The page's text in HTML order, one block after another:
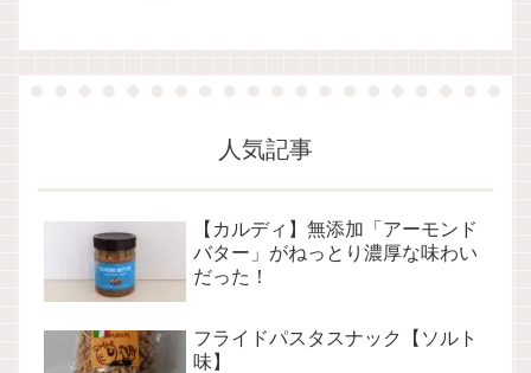
人気記事
【カルディ】無添加「アーモンド
バター」がねっとり濃厚な味わい
だった！
フライドパスタスナック【ソルト
味】